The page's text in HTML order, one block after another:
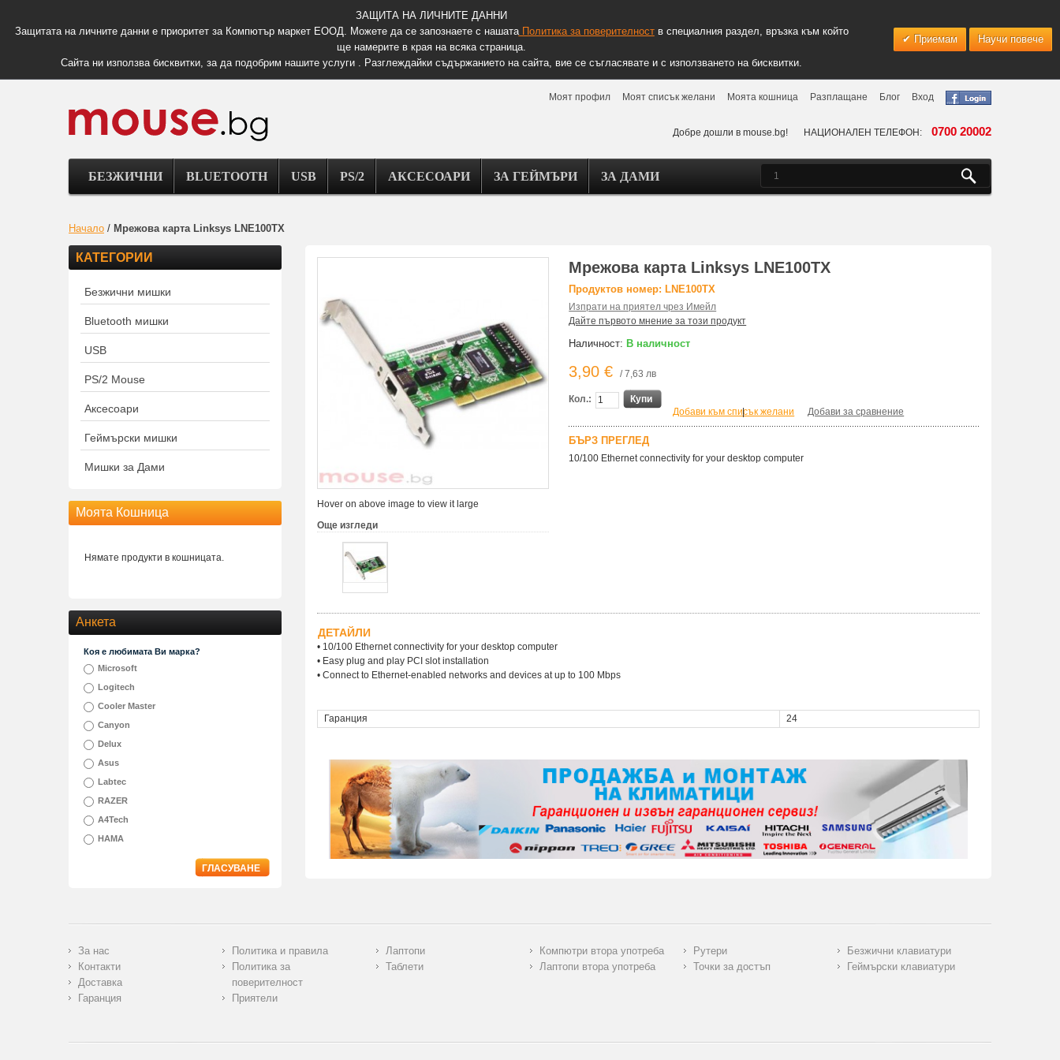
ЗАЩИТА НА ЛИЧНИТЕ ДАННИ
Защитата на личните данни е приоритет за Компютър маркет ЕООД. Можете да се запознаете с нашатаПолитика за поверителноств специалния раздел, връзка към който
ще намерите в края на всяка страница.
Сайта ни използва бисквитки, за да подобрим нашите услуги . Разглеждайки съдържанието на сайта, вие се съгласявате и с използването на бисквитки.
Приемам Научи повече
Моят профил Моят списък желани Моята кошница Разплащане Блог Вход
Добре дошли в mouse.bg! НАЦИОНАЛЕН ТЕЛЕФОН: 0700 20002
БЕЗЖИЧНИ BLUETOOTH USB PS/2 АКСЕСОАРИ ЗА ГЕЙМЪРИ ЗА ДАМИ
Начало / Мрежова карта Linksys LNE100TX
Hover on above image to view it large
Още изгледи
Мрежова карта Linksys LNE100TX
Продуктов номер: LNE100TX
Изпрати на приятел чрез Имейл
Дайте първото мнение за този продукт
Наличност: В наличност
3,90 € / 7,63 лв
Кол.:
Купи
Добави към списък желани
| Добави за сравнение
БЪРЗ ПРЕГЛЕД
10/100 Ethernet connectivity for your desktop computer
ДЕТАЙЛИ
• 10/100 Ethernet connectivity for your desktop computer
• Easy plug and play PCI slot installation
• Connect to Ethernet-enabled networks and devices at up to 100 Mbps
Гаранция 24
КАТЕГОРИИ
Безжични мишки
Bluetooth мишки
USB
PS/2 Mouse
Аксесоари
Геймърски мишки
Мишки за Дами
Моята Кошница
Нямате продукти в кошницата.
Анкета
Коя е любимата Ви марка?
Microsoft
Logitech
Cooler Master
Canyon
Delux
Asus
Labtec
RAZER
A4Tech
HAMA
ГЛАСУВАНЕ
За нас
Контакти
Доставка
Гаранция
Политика и правила
Политика за
поверителност
Приятели
Лаптопи
Таблети
Компютри втора употреба
Лаптопи втора употреба
Рутери
Точки за достъп
Безжични клавиатури
Геймърски клавиатури